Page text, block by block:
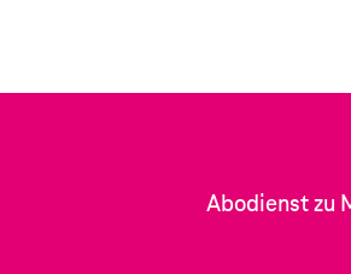
Abodienst zu